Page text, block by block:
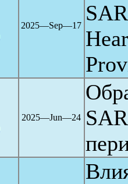
2025―Sep―17
2025―Jun―24